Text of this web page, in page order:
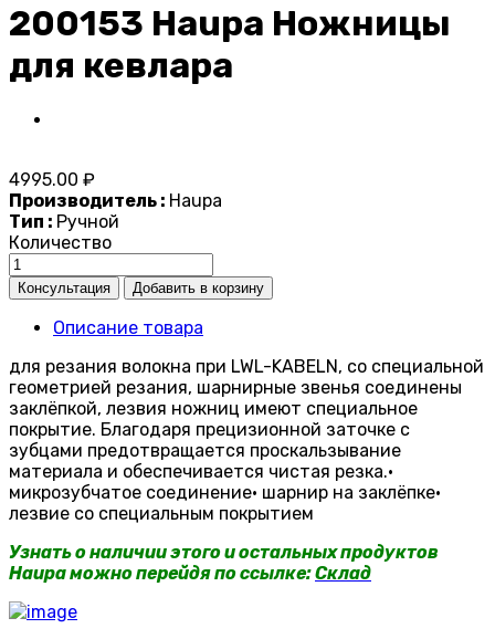
200153 Haupa Ножницы
для кевлара
4995.00 ₽
Производитель : Haupa
Тип : Ручной
Количество
Описание товара
для резания волокна при LWL-KABELN, со специальной
геометрией резания, шарнирные звенья соединены
заклёпкой, лезвия ножниц имеют специальное
покрытие. Благодаря прецизионной заточке с
зубцами предотвращается проскальзывание
материала и обеспечивается чистая резка.•
микрозубчатое соединение• шарнир на заклёпке•
лезвие со специальным покрытием
Узнать о наличии этого и остальных продуктов
Haupa можно перейдя по ссылке:Склад